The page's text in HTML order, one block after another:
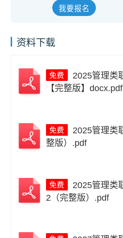
我要报名
资料下载
【完整版】docx.pdf
整版）.pdf
2（完整版）.pdf